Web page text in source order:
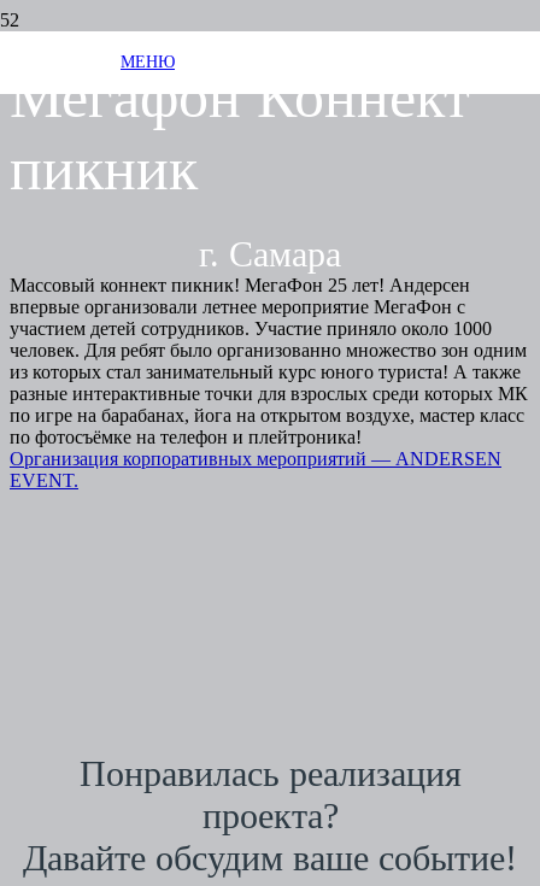
МЕНЮ
Мегафон Коннект
пикник
г. Самара
Массовый коннект пикник! МегаФон 25 лет! Андерсен
впервые организовали летнее мероприятие МегаФон с
участием детей сотрудников. Участие приняло около 1000
человек. Для ребят было организованно множество зон одним
из которых стал занимательный курс юного туриста! А также
разные интерактивные точки для взрослых среди которых МК
по игре на барабанах, йога на открытом воздухе, мастер класс
по фотосъёмке на телефон и плейтроника!
Организация корпоративных мероприятий — ANDERSEN
EVENT.
Понравилась реализация
проекта?
Давайте обсудим ваше событие!